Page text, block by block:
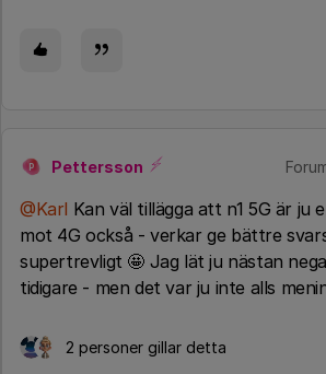
P Pettersson
@Karl Kan väl tillägga att n1 5G är ju
mot 4G också - verkar ge bättre
supertrevligt 🤩 Jag lät ju nästan
tidigare - men det var ju inte alls
2 personer gillar detta